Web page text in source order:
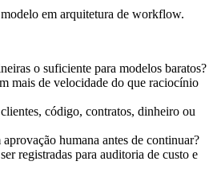
em arquitetura de workflow.
o suficiente para modelos baratos?
mais de velocidade do que raciocínio
código, contratos, dinheiro ou
humana antes de continuar?
registradas para auditoria de custo e